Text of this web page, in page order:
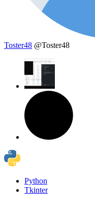
Toster48 @Toster48
Python
Tkinter